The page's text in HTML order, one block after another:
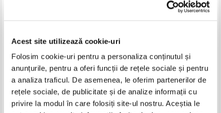
Acest site utilizează cookie-uri
Folosim cookie-uri pentru a personaliza conținutul și
anunțurile, pentru a oferi funcții de rețele sociale și pentru
a analiza traficul. De asemenea, le oferim partenerilor de
rețele sociale, de publicitate și de analize informații cu
privire la modul în care folosiți site-ul nostru. Aceștia le
Explore. Dream. Discover
-40%
Dorina N. Rusu - Membrii